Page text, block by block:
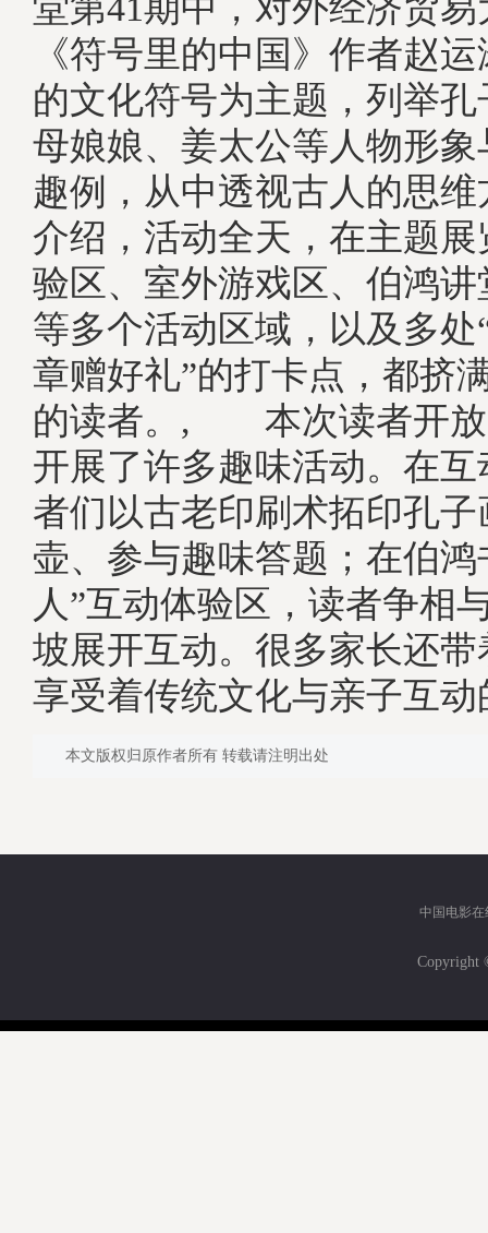
《符号里的中国》作者赵
的文化符号为主题，列举
母娘娘、姜太公等人物形
趣例，从中透视古人的
介绍，活动全天，在主题
验区、室外游戏区、伯鸿
等多个活动区域，以及多处
章赠好礼”的打卡点，都挤
的读者。, 本次读者开放
开展了许多趣味活动。在
者们以古老印刷术拓印孔
壶、参与趣味答题；在伯鸿
人”互动体验区，读者争相
坡展开互动。很多家长还
享受着传统文化与亲子互
本文版权归原作者所有 转载请注明出处
中国电影在
Copyright